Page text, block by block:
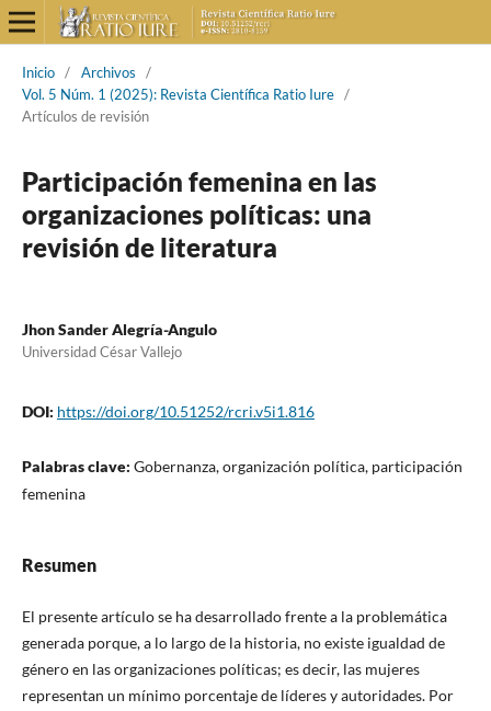
Inicio / Archivos
/
Vol. 5 Núm. 1 (2025): Revista Científica Ratio Iure /
Artículos de revisión
Participación femenina en las
organizaciones políticas: una
revisión de literatura
Jhon Sander Alegría-Angulo
Universidad César Vallejo
DOI: https://doi.org/10.51252/rcri.v5i1.816
Palabras clave: Gobernanza, organización política, participación
femenina
Resumen
El presente artículo se ha desarrollado frente a la problemática
generada porque, a lo largo de la historia, no existe igualdad de
género en las organizaciones políticas; es decir, las mujeres
representan un mínimo porcentaje de líderes y autoridades. Por